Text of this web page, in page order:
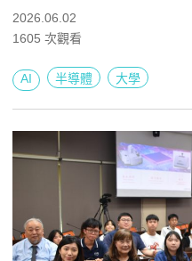
院主辦，現場超過 450 位淡
江大學連續兩年舉辦全臺規
長參與。
2026.06.02
1605 次觀看
AI 半導體 大學